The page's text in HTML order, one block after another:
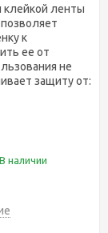
ленты
к
ее от
не
защиту от:
В наличии